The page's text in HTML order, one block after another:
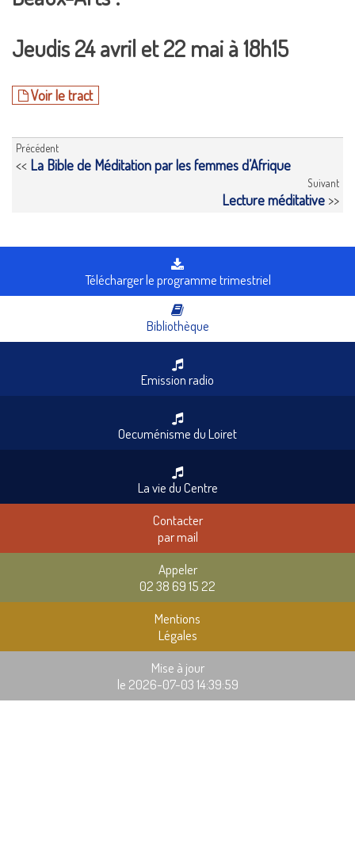
Jeudis 24 avril et 22 mai à 18h15
Voir le tract
Précédent
<< La Bible de Méditation par les femmes d’Afrique
Suivant
Lecture méditative >>
Télécharger le programme trimestriel
Bibliothèque
Emission radio
Oecuménisme du Loiret
La vie du Centre
Contacter
par mail
Appeler
02 38 69 15 22
Mentions
Légales
Mise à jour
le 2026-07-03 14:39:59